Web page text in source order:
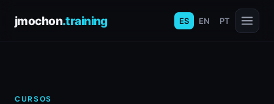
jmochon.training ES EN PT
CURSOS